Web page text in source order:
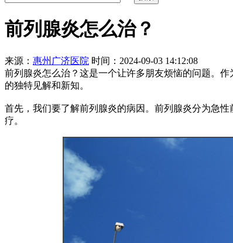
前列腺炎怎么治？
来源： 惠州广济医院 时间：2024-09-03 14:12:08
前列腺炎怎么治？这是一个让许多朋友烦恼的问题。
的独特见解和新知。
首先，我们要了解前列腺炎的病因。前列腺炎分为急
疗。